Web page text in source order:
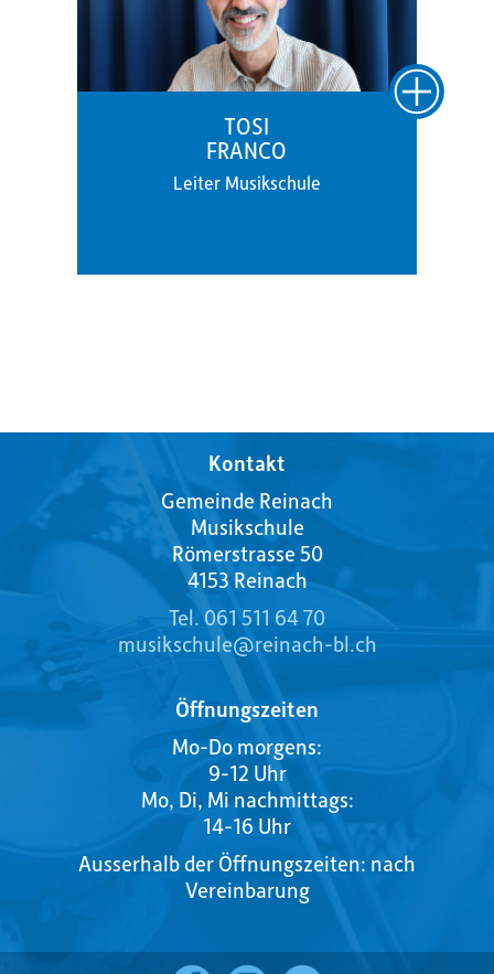
TOSI
FRANCO
Leiter Musikschule
Kontakt
Gemeinde Reinach
Musikschule
Römerstrasse 50
4153 Reinach
Tel. 061 511 64 70
musikschule@reinach-bl.ch
Öffnungszeiten
Mo-Do morgens:
9-12 Uhr
Mo, Di, Mi nachmittags:
14-16 Uhr
Ausserhalb der Öffnungszeiten: nach
Vereinbarung